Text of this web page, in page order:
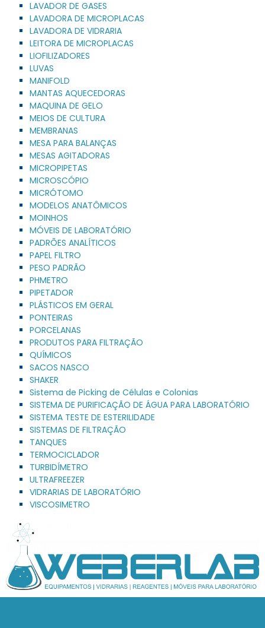
LAVADOR DE GASES
LAVADORA DE MICROPLACAS
LAVADORA DE VIDRARIA
LEITORA DE MICROPLACAS
LIOFILIZADORES
LUVAS
MANIFOLD
MANTAS AQUECEDORAS
MAQUINA DE GELO
MEIOS DE CULTURA
MEMBRANAS
MESA PARA BALANÇAS
MESAS AGITADORAS
MICROPIPETAS
MICROSCÓPIO
MICRÓTOMO
MODELOS ANATÔMICOS
MOINHOS
MÓVEIS DE LABORATÓRIO
PADRÕES ANALÍTICOS
PAPEL FILTRO
PESO PADRÃO
PHMETRO
PIPETADOR
PLÁSTICOS EM GERAL
PONTEIRAS
PORCELANAS
PRODUTOS PARA FILTRAÇÃO
QUÍMICOS
SACOS NASCO
SHAKER
Sistema de Picking de Células e Colonias
SISTEMA DE PURIFICAÇÃO DE ÁGUA PARA LABORATÓRIO
SISTEMA TESTE DE ESTERILIDADE
SISTEMAS DE FILTRAÇÃO
TANQUES
TERMOCICLADOR
TURBIDÍMETRO
ULTRAFREEZER
VIDRARIAS DE LABORATÓRIO
VISCOSIMETRO